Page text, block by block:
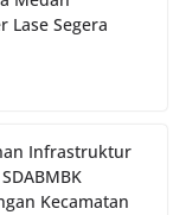
Lase Segera
Infrastruktur
Kecamatan